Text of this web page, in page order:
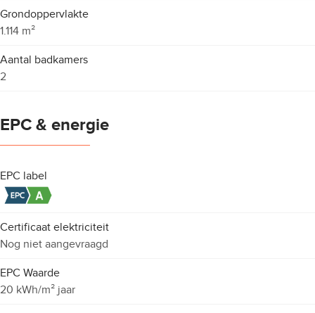
Grondoppervlakte
1.114 m²
Aantal badkamers
2
EPC & energie
EPC label
Certificaat elektriciteit
Nog niet aangevraagd
EPC Waarde
20 kWh/m² jaar